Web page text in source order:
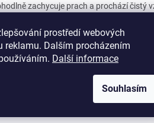
prostředí webových
reklamu. Dalším procházením
Další informace
Souhlasím
zachycuje prach a prochází čistý
filtr do robotického vysavače
filtru.
3-6 měsíců, dle intenzity používání.